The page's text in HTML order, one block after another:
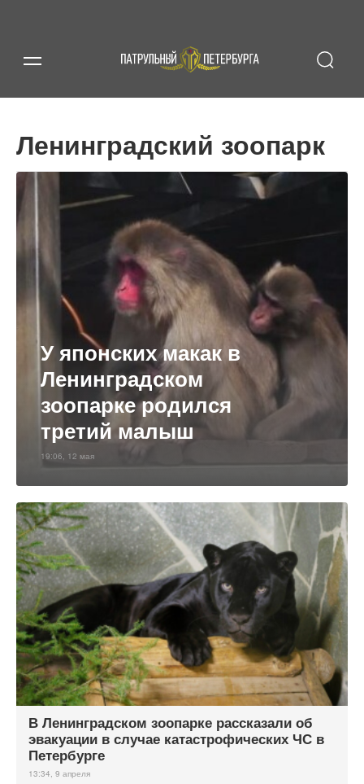
Ленинградский зоопарк
У японских макак в
Ленинградском
зоопарке родился
третий малыш
19:06, 12 мая
В Ленинградском зоопарке рассказали об
эвакуации в случае катастрофических ЧС в
Петербурге
13:34, 9 апреля